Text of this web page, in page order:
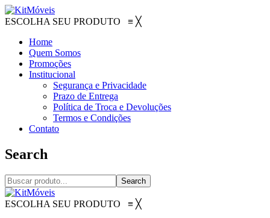
ESCOLHA SEU PRODUTO ≡ ╳
Home
Quem Somos
Promoções
Institucional
Segurança e Privacidade
Prazo de Entrega
Política de Troca e Devoluções
Termos e Condições
Contato
Search
Search
ESCOLHA SEU PRODUTO ≡ ╳